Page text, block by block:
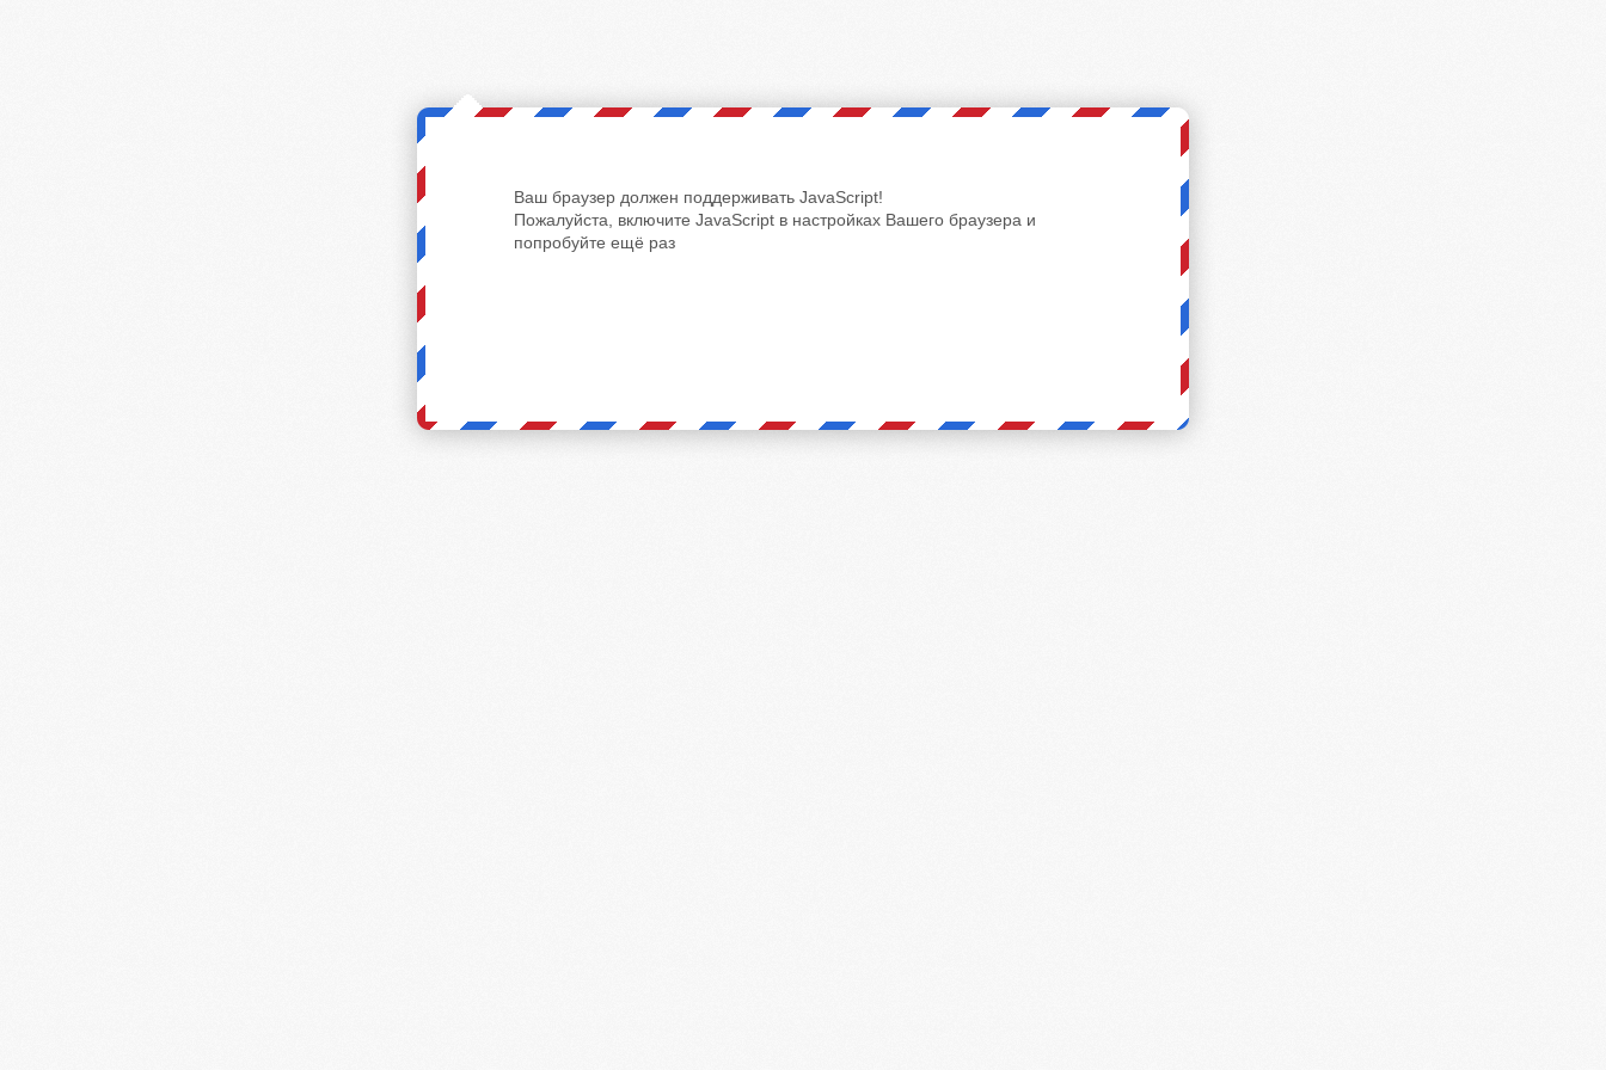
Ваш браузер должен поддерживать JavaScript!
Пожалуйста, включите JavaScript в настройках Вашего браузера и
попробуйте ещё раз